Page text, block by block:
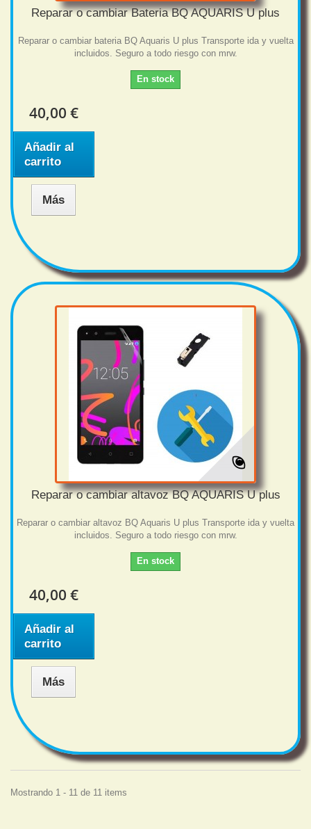
Reparar o cambiar Bateria BQ AQUARIS U plus
Reparar o cambiar bateria BQ Aquaris U plus Transporte ida y vuelta
incluidos. Seguro a todo riesgo con mrw.
En stock
40,00 €
Añadir al
carrito
Más
Reparar o cambiar altavoz BQ AQUARIS U plus
Reparar o cambiar altavoz BQ Aquaris U plus Transporte ida y vuelta
incluidos. Seguro a todo riesgo con mrw.
En stock
40,00 €
Añadir al
carrito
Más
Mostrando 1 - 11 de 11 items